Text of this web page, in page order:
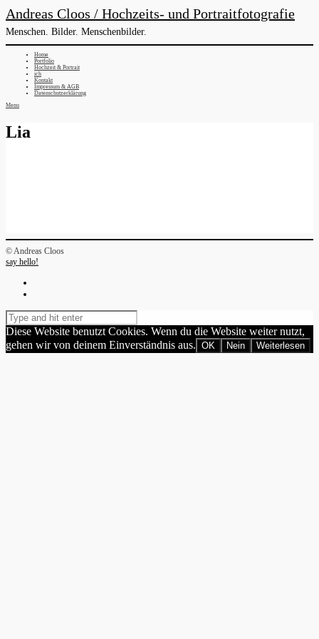
Andreas Cloos / Hochzeits- und Portraitfotografie
Menschen. Bilder. Menschenbilder.
Home
Portfolio
Hochzeit & Portrait
ich
Kontakt
Impressum & AGB
Datenschutzerklärung
Menu
Lia
© Andreas Cloos
say hello!
Diese Website benutzt Cookies. Wenn du die Website weiter nutzt,
gehen wir von deinem Einverständnis aus. OK Nein Weiterlesen